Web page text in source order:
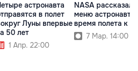
астронавта
в полет
Луны впервые
50 лет
1 Апр. 22:00
NASA
меню
время полета к
7 Мар. 14:00